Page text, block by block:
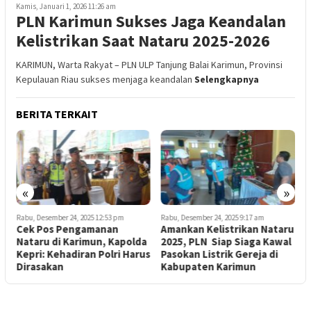
Kamis, Januari 1, 2026 11:26 am
PLN Karimun Sukses Jaga Keandalan
Kelistrikan Saat Nataru 2025-2026
KARIMUN, Warta Rakyat – PLN ULP Tanjung Balai Karimun, Provinsi
Kepulauan Riau sukses menjaga keandalan Selengkapnya
BERITA TERKAIT
« »
Rabu, Desember 24, 2025 12:53 pm
Cek Pos Pengamanan
Nataru di Karimun, Kapolda
Kepri: Kehadiran Polri Harus
Dirasakan
Rabu, Desember 24, 2025 9:17 am
Amankan Kelistrikan Nataru
2025, PLN Siap Siaga Kawal
Pasokan Listrik Gereja di
Kabupaten Karimun